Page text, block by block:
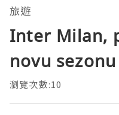
旅遊
Inter Milan,
novu sezonu
瀏覽次數:10